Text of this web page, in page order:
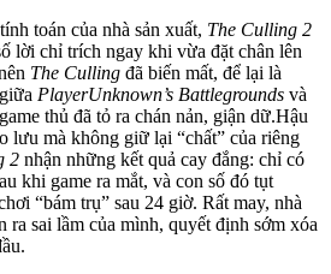
toán của nhà sản xuất, The Culling 2
lời chỉ trích ngay khi vừa đặt chân lên
The Culling đã biến mất, để lại là
PlayerUnknown’s Battlegrounds và
thủ đã tỏ ra chán nản, giận dữ.Hậu
lưu mà không giữ lại “chất” của riêng
2 nhận những kết quả cay đắng: chỉ có
khi game ra mắt, và con số đó tụt
“bám trụ” sau 24 giờ. Rất may, nhà
ra sai lầm của mình, quyết định sớm xóa